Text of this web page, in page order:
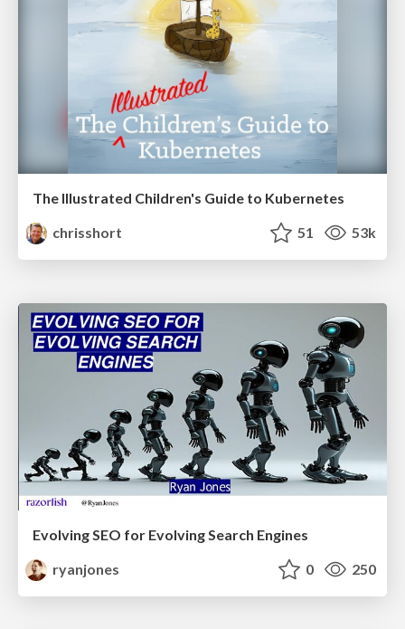
The Illustrated Children's Guide to Kubernetes
chrisshort
51 53k
Evolving SEO for Evolving Search Engines
ryanjones
0 250